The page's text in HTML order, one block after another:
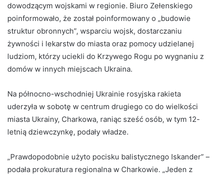
dowodzącym wojskami w regionie. Biuro Zełenskiego
poinformowało, że został poinformowany o „budowie
struktur obronnych”, wsparciu wojsk, dostarczaniu
żywności i lekarstw do miasta oraz pomocy udzielanej
ludziom, którzy uciekli do Krzywego Rogu po wygnaniu z
domów w innych miejscach Ukraina.
Na północno-wschodniej Ukrainie rosyjska rakieta
uderzyła w sobotę w centrum drugiego co do wielkości
miasta Ukrainy, Charkowa, raniąc sześć osób, w tym 12-
letnią dziewczynkę, podały władze.
„Prawdopodobnie użyto pocisku balistycznego Iskander” –
podała prokuratura regionalna w Charkowie. „Jeden z